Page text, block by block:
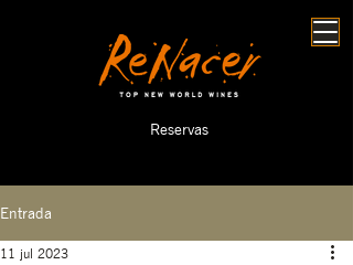
Reservas
Entrada
11 jul 2023